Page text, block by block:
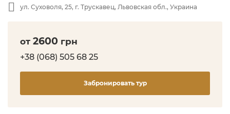
ул. Суховоля, 25, г. Трускавец, Львовская обл., Украина
от 2600 грн
+38 (068) 505 68 25
Забронировать тур